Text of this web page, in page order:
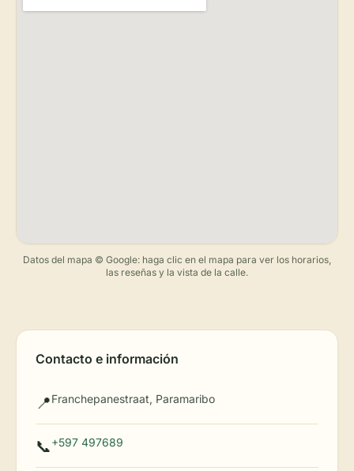
Datos del mapa © Google: haga clic en el mapa para ver los horarios,
las reseñas y la vista de la calle.
Contacto e información
📍Franchepanestraat, Paramaribo
📞+597 497689